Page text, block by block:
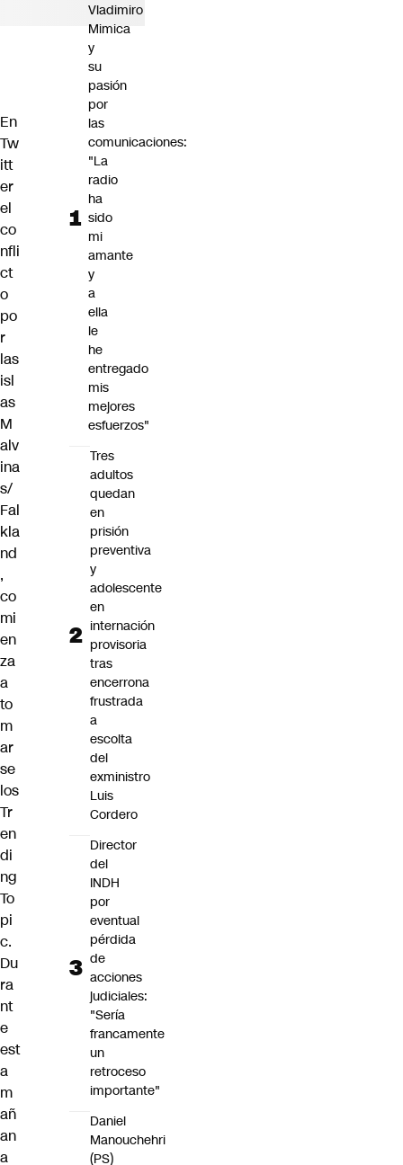
En
Tw
itt
er
el
co
nfli
ct
o
po
r
las
isl
as
M
alv
ina
s/
Fal
kla
nd
,
co
mi
en
za
a
to
m
ar
se
los
Tr
en
di
ng
To
pi
c.
Du
ra
nt
e
est
a
m
añ
an
a
Vladimiro
Mimica
y
su
pasión
por
las
comunicaciones:
"La
radio
ha
sido
mi
amante
y
a
ella
le
he
entregado
mis
mejores
esfuerzos"
Tres
adultos
quedan
en
prisión
preventiva
y
adolescente
en
internación
provisoria
tras
encerrona
frustrada
a
escolta
del
exministro
Luis
Cordero
Director
del
INDH
por
eventual
pérdida
de
acciones
judiciales:
"Sería
francamente
un
retroceso
importante"
Daniel
Manouchehri
(PS)